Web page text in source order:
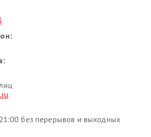
без перерывов и выходных